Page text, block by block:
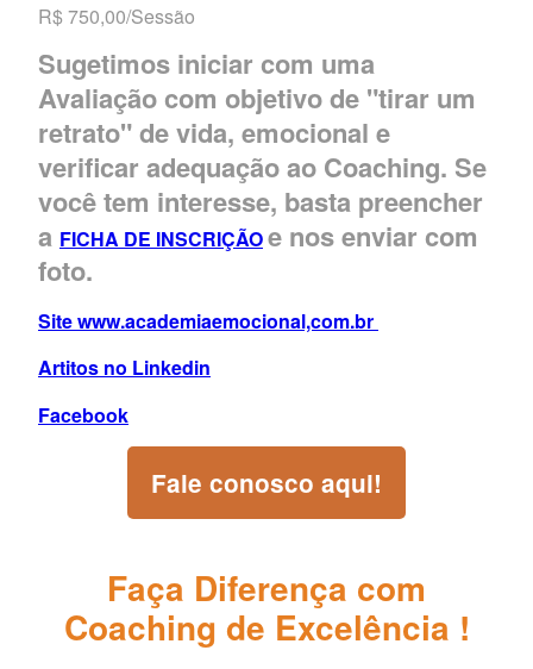
R$ 750,00/Sessão
Sugetimos iniciar com uma
Avaliação com objetivo de "tirar um
retrato" de vida, emocional e
verificar adequação ao Coaching. Se
você tem interesse, basta preencher
a FICHA DE INSCRIÇÃOe nos enviar com
foto.
Site www.academiaemocional,com.br
Artitos no Linkedin
Facebook
Fale conosco aqui!
Faça Diferença com
Coaching de Excelência !